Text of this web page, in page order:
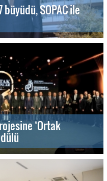
SOPAC ile
‘Ortak